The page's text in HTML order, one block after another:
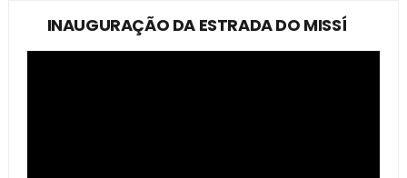
INAUGURAÇÃO DA ESTRADA DO MISSÍ